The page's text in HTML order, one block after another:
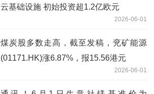
云基础设施 初始投资超1.2亿欧元
2026-06-01
煤炭股多数走高，截至发稿，兖矿能源
(01171.HK)涨6.87%，报15.56港元
2026-06-01